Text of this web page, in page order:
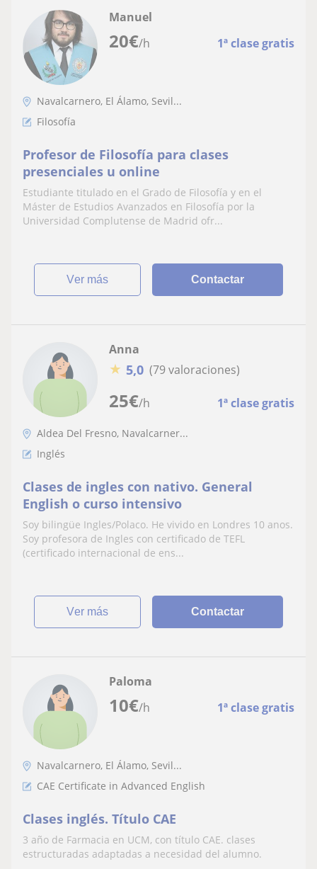
20€/h 1ª clase gratis
Manuel
Navalcarnero, El Álamo, Sevil...
Filosofía
Profesor de Filosofía para clases
presenciales u online
Estudiante titulado en el Grado de Filosofía y en el
Máster de Estudios Avanzados en Filosofía por la
Universidad Complutense de Madrid ofr...
ver más Contactar
25€/h 1ª clase gratis
Anna
★ 5,0 (79 valoraciones)
Aldea Del Fresno, Navalcarner...
Inglés
Clases de ingles con nativo. General
English o curso intensivo
Soy bilingüe Ingles/Polaco. He vivido en Londres 10 anos.
Soy profesora de Ingles con certificado de TEFL
(certificado internacional de ens...
ver más Contactar
10€/h 1ª clase gratis
Paloma
Navalcarnero, El Álamo, Sevil...
CAE Certificate in Advanced English
Clases inglés. Título CAE
3 año de Farmacia en UCM, con título CAE. clases
estructuradas adaptadas a necesidad del alumno.